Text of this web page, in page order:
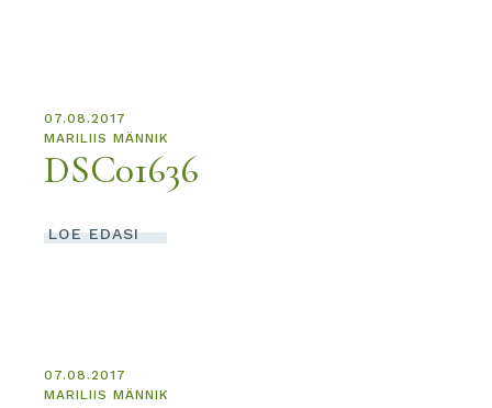
07.08.2017
MARILIIS MÄNNIK
DSC01636
LOE EDASI
07.08.2017
MARILIIS MÄNNIK